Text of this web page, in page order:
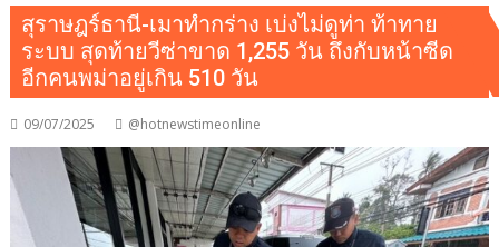
สุราษฎร์ธานี-เมาทำกร่าง เบ่งไม่ดูท่า ท้าทาย
ระบบ สุดท้ายวีซ่าขาด 1,255 วัน ถึงกับหน้าซีด
อีกคนพม่าอยู่เกิน 510 วัน
09/07/2025 @hotnewstimeonline